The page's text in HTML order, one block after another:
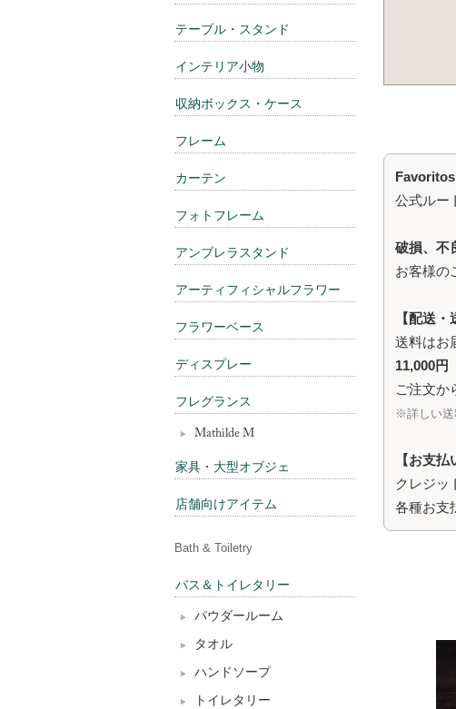
公式ルー
破損、不
お客様の
【配送・
送料はお
11,000円
ご注文か
※詳しい送
【お支払
クレジッ
各種お支
テーブル・スタンド
インテリア小物
収納ボックス・ケース
フレーム
カーテン
フォトフレーム
アンブレラスタンド
アーティフィシャルフラワー
フラワーベース
ディスプレー
フレグランス
Mathilde M
家具・大型オブジェ
店舗向けアイテム
Bath & Toiletry
バス＆トイレタリー
パウダールーム
タオル
ハンドソープ
トイレタリー